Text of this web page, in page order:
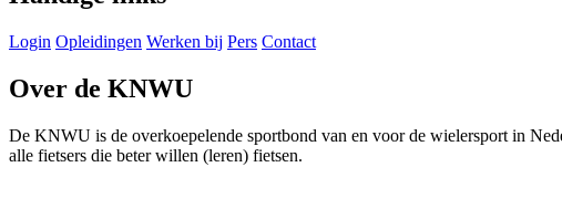
Login Opleidingen Werken bij Pers Contact
Over de KNWU
De KNWU is de overkoepelende sportbond van en voor de wielersport in
alle fietsers die beter willen (leren) fietsen.